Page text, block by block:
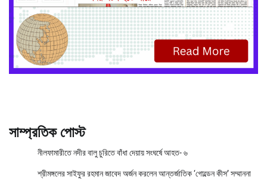
সাম্প্রতিক পোস্ট
নীলফামারীতে নদীর বালু চুরিতে বাঁধা দেয়ায় সংঘর্ষে আহত- ৬
শ্রীমঙ্গলের সাইফুর রহমান জাবেদ অর্জন করলেন আন্তর্জাতিক ‘গোল্ডেন কীস’ সম্মাননা